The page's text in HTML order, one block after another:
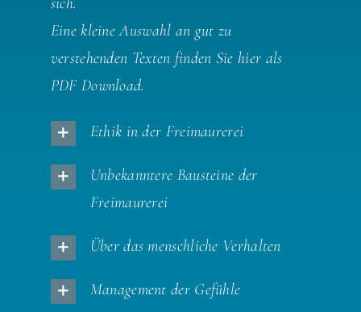
sich.
Eine kleine Auswahl an gut zu
verstehenden Texten finden Sie hier als
PDF Download.
Ethik in der Freimaurerei
Unbekanntere Bausteine der
Freimaurerei
Über das menschliche Verhalten
Management der Gefühle